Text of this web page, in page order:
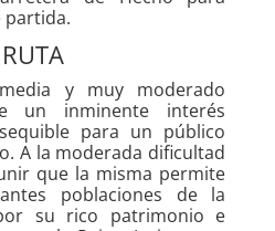
y muy moderado
un inminente interés
para un público
A la moderada dificultad
que la misma permite
poblaciones de la
su rico patrimonio e